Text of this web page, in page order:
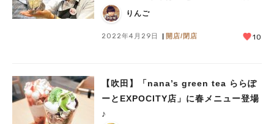
りんご
2022年4月29日 開店/閉店 10
【吹田】「nana’s green tea ららぽ
ーとEXPOCITY店」に春メニュー登場
♪